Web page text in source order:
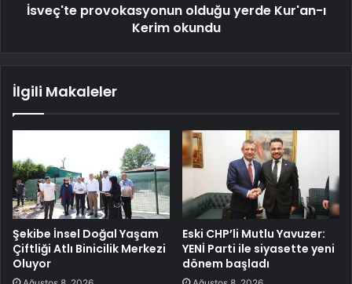
İsveç'te provokasyonun olduğu yerde Kur'an-ı
Kerim okundu
İlgili Makaleler
Şekibe İnsel Doğal Yaşam
Çiftliği Atlı Binicilik Merkezi
Oluyor
Eski CHP’li Mutlu Yavuzer:
YENİ Parti ile siyasette yeni
dönem başladı